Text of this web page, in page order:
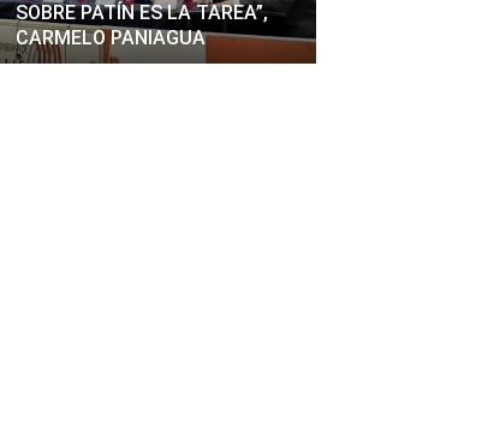
SOBRE PATÍN ES LA TAREA”,
CARMELO PANIAGUA